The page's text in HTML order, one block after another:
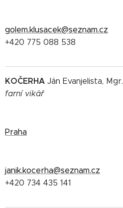
golem.klusacek@seznam.cz
+420 775 088 538
KOČERHA Ján Evanjelista, Mgr.
farní vikář
Praha
janik.kocerha@seznam.cz
+420 734 435 141